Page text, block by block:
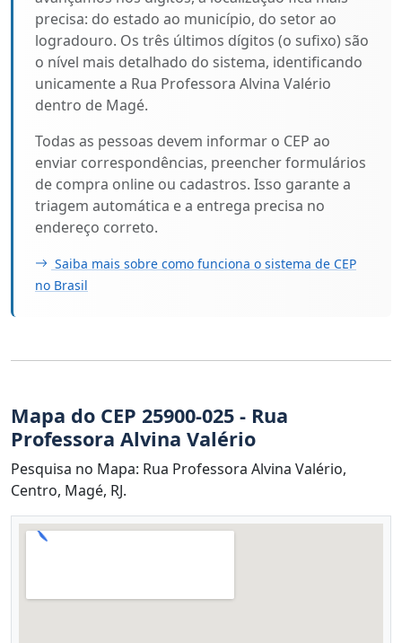
precisa: do estado ao município, do setor ao
logradouro. Os três últimos dígitos (o sufixo) são
o nível mais detalhado do sistema, identificando
unicamente a Rua Professora Alvina Valério
dentro de Magé.
Todas as pessoas devem informar o CEP ao
enviar correspondências, preencher formulários
de compra online ou cadastros. Isso garante a
triagem automática e a entrega precisa no
endereço correto.
Saiba mais sobre como funciona o sistema de CEP
no Brasil
Mapa do CEP 25900-025 - Rua
Professora Alvina Valério
Pesquisa no Mapa: Rua Professora Alvina Valério,
Centro, Magé, RJ.